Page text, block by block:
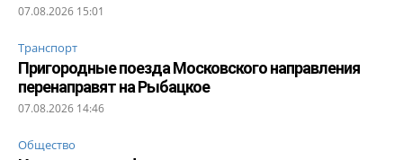
07.08.2026 15:01
Транспорт
Пригородные поезда Московского направления
перенаправят на Рыбацкое
07.08.2026 14:46
Общество